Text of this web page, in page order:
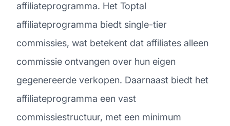
affiliateprogramma. Het Toptal
affiliateprogramma biedt single-tier
commissies, wat betekent dat affiliates alleen
commissie ontvangen over hun eigen
gegenereerde verkopen. Daarnaast biedt het
affiliateprogramma een vast
commissiestructuur, met een minimum